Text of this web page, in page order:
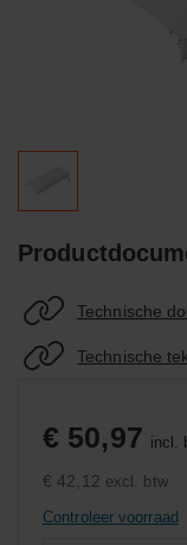
Technische
Technische
€ 50,97 incl.
€ 42,12 excl. btw
Controleer voorraad